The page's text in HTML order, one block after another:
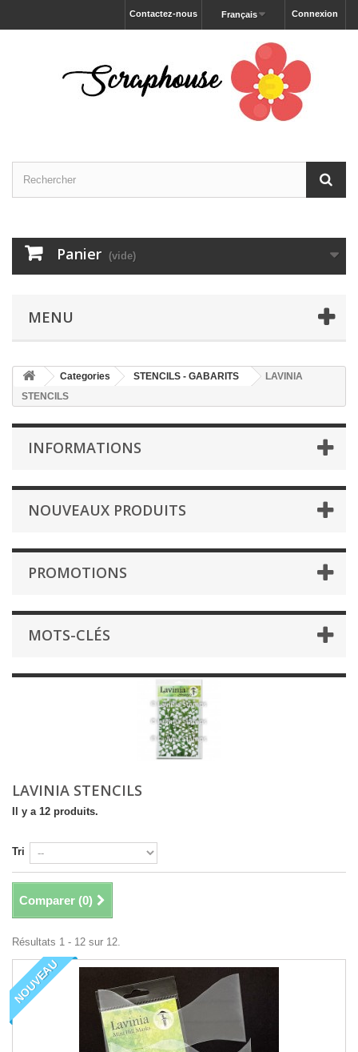
Connexion
Français
Contactez-nous
Panier (vide)
MENU
Categories STENCILS - GABARITS
LAVINIA
STENCILS
INFORMATIONS
NOUVEAUX PRODUITS
PROMOTIONS
MOTS-CLÉS
LAVINIA STENCILS
Il y a 12 produits.
Tri
Comparer (0)
Résultats 1 - 12 sur 12.
NOUVEAU